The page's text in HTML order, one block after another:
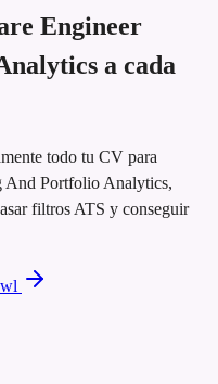
Engineer
a cada
todo tu CV para
And Portfolio Analytics,
filtros ATS y conseguir